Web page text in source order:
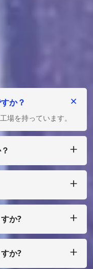
か？
場を持っています。
ネーグラム、エスク
か?
フィルムコストを支払
か?